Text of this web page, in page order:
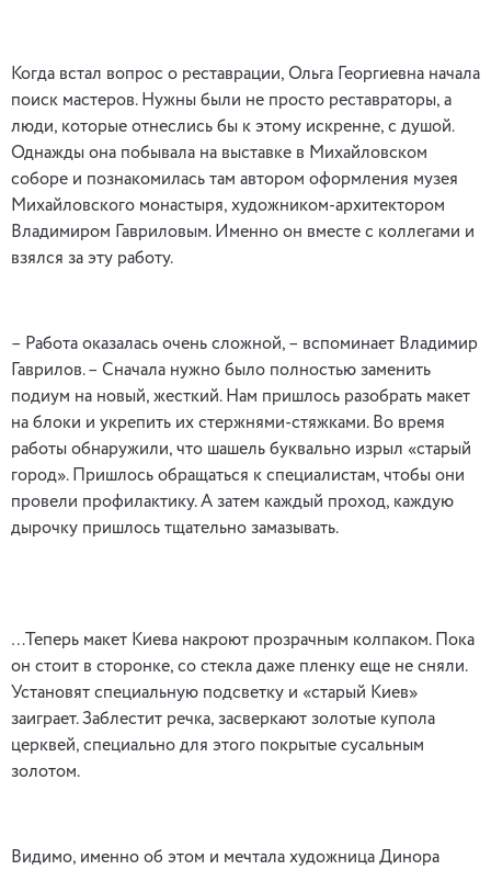
Когда встал вопрос о реставрации, Ольга Георгиевна начала
поиск мастеров. Нужны были не просто реставраторы, а
люди, которые отнеслись бы к этому искренне, с душой.
Однажды она побывала на выставке в Михайловском
соборе и познакомилась там автором оформления музея
Михайловского монастыря, художником-архитектором
Владимиром Гавриловым. Именно он вместе с коллегами и
взялся за эту работу.
– Работа оказалась очень сложной, – вспоминает Владимир
Гаврилов. – Сначала нужно было полностью заменить
подиум на новый, жесткий. Нам пришлось разобрать макет
на блоки и укрепить их стержнями-стяжками. Во время
работы обнаружили, что шашель буквально изрыл «старый
город». Пришлось обращаться к специалистам, чтобы они
провели профилактику. А затем каждый проход, каждую
дырочку пришлось тщательно замазывать.
…Теперь макет Киева накроют прозрачным колпаком. Пока
он стоит в сторонке, со стекла даже пленку еще не сняли.
Установят специальную подсветку и «старый Киев»
заиграет. Заблестит речка, засверкают золотые купола
церквей, специально для этого покрытые сусальным
золотом.
Видимо, именно об этом и мечтала художница Динора